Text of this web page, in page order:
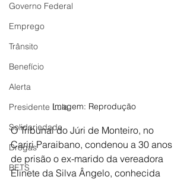
Governo Federal
Emprego
Trânsito
Benefício
Alerta
Presidente Lula
Solidariedade
Drogas
BETS
Imagem: Reprodução
O Tribunal do Júri de Monteiro, no
Cariri Paraibano, condenou a 30 anos
de prisão o ex-marido da vereadora
Elinete da Silva Ângelo, conhecida